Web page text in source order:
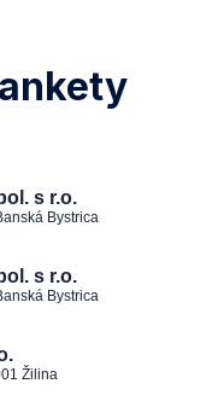
s r.o.
Bystrica
s r.o.
Bystrica
Žilina